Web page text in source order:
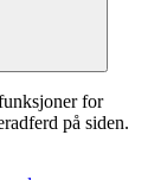
for
på siden.